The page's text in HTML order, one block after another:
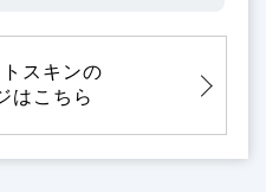
スキンの
はこちら